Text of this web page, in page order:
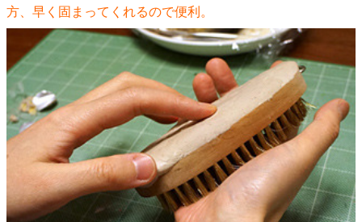
方、早く固まってくれるので便利。